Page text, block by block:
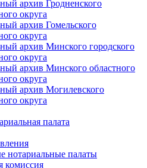
архив Гродненского
округа
архив Гомельского
округа
архив Минского городского
округа
архив Минского областного
округа
архив Могилевского
округа
палата
нотариальные палаты
комиссия